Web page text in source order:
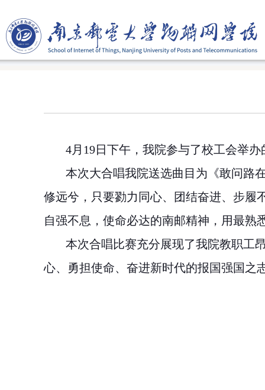
4月 19日下午，我院参与了校工会举
本次大合唱我院送选曲目为《敢问路
修远兮，只要勠力同心、团结奋进、步履
自强不息，使命必达的南邮精神，用最熟
本次合唱比赛充分展现了我院教职工
心、勇担使命、奋进新时代的报国强国之